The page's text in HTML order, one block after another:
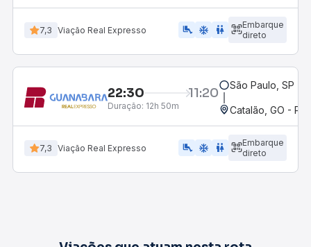
7,3 Viação Real Expresso airline_seat_legroom_extra ac_unit wc
Embarque
direto
22:30 11:20
Duração: 12h 50m
São Paulo, SP -
Catalão, GO -
7,3 Viação Real Expresso airline_seat_legroom_extra ac_unit WC
Embarque
direto